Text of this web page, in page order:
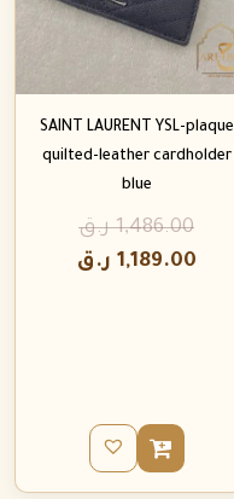
SAINT LAURENT YSL-plaque
quilted-leather cardholder
blue
1,486.00 ر.ق
1,189.00 ر.ق